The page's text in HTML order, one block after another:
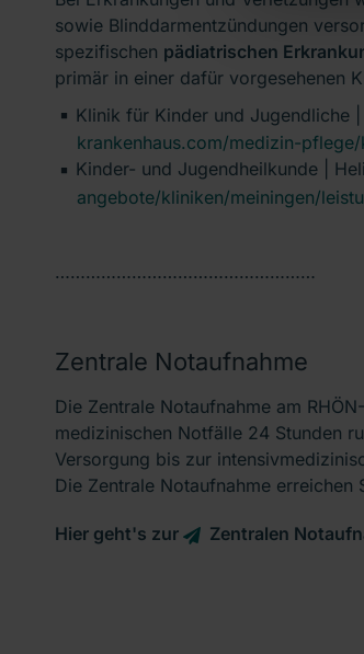
sowie Blinddarmentzündungen
spezifischen pädiatrischen
primär in einer dafür vorgesehenen
Klinik für Kinder und Jugendliche
krankenhaus.com/medizin-
Kinder- und Jugendheilkunde |
angebote/kliniken/meiningen/
……………………………………………
Zentrale Notaufnahme
Die Zentrale Notaufnahme am
medizinischen Notfälle 24 Stunden
Versorgung bis zur
Die Zentrale Notaufnahme erreichen
Hier geht's zur Zentralen